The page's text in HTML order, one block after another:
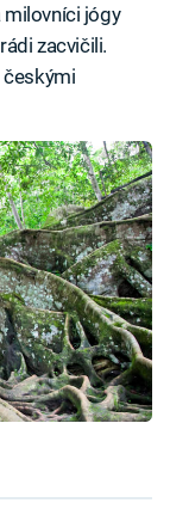
jógy
zacvičili.